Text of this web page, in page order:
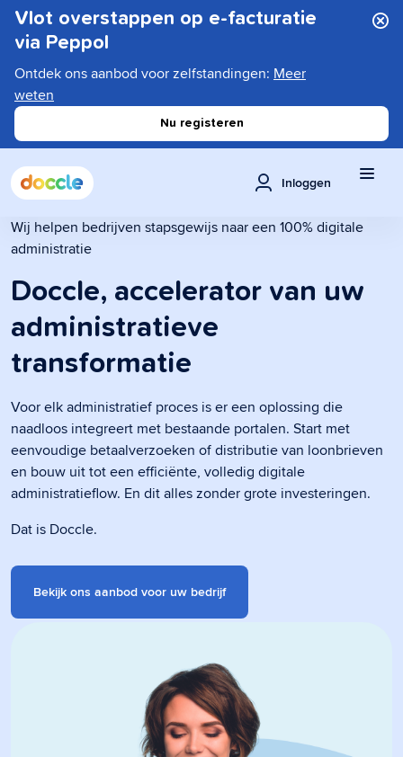
Vlot overstappen op e-facturatie
via Peppol
Ontdek ons aanbod voor zelfstandingen: Meer
weten
Nu registeren
Inloggen
Wij helpen bedrijven stapsgewijs naar een 100% digitale
administratie
Doccle, accelerator van uw
administratieve
transformatie
Voor elk administratief proces is er een oplossing die
naadloos integreert met bestaande portalen. Start met
eenvoudige betaalverzoeken of distributie van loonbrieven
en bouw uit tot een efficiënte, volledig digitale
administratieflow. En dit alles zonder grote investeringen.
Dat is Doccle.
Bekijk ons aanbod voor uw bedrijf